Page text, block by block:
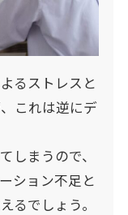
るストレスと
これは逆にデ
しまうので、
ション不足と
るでしょう。